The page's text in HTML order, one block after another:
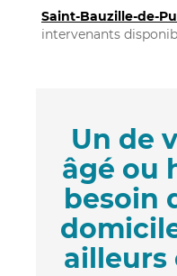
Saint-Bauzille-de-
intervenants
Un de
âgé ou
besoin
ailleurs